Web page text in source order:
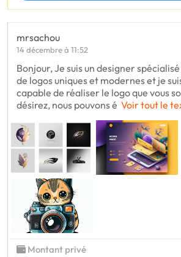
mrsachou
14 décembre à 11:52
Bonjour, Je suis un designer
de logos uniques et modernes et je
capable de réaliser le logo que vous
désirez, nous pouvons é Voir tout le
Montant privé